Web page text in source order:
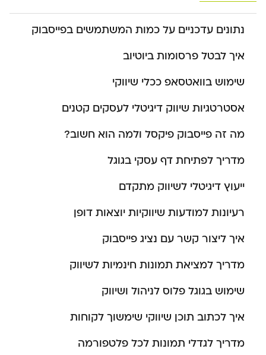
נתונים עדכניים על כמות המשתמשים בפייסבוק
איך לבטל פרסומות ביוטיוב
שימוש בוואטסאפ ככלי שיווקי
אסטרטגיות שיווק דיגיטלי לעסקים קטנים
מה זה פייסבוק פיקסל ולמה הוא חשוב?
מדריך לפתיחת דף עסקי בגוגל
ייעוץ דיגיטלי לשיווק מתקדם
רעיונות למודעות שיווקיות יוצאות דופן
איך ליצור קשר עם נציג פייסבוק
מדריך למציאת תמונות חינמיות לשיווק
שימוש בגוגל פלוס לניהול ושיווק
איך לכתוב תוכן שיווקי שימשוך לקוחות
מדריך לגדלי תמונות לכל פלטפורמה